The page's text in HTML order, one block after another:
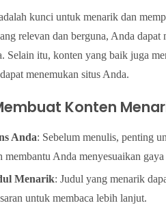
kunci untuk menarik dan
relevan dan berguna, Anda
Selain itu, konten yang baik juga
menemukan situs Anda.
Konten
Anda: Sebelum menulis, penting
membantu Anda menyesuaikan
Menarik: Judul yang menarik
untuk membaca lebih lanjut.